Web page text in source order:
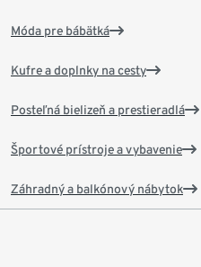
Móda pre bábätká
Kufre a doplnky na cesty
Posteľná bielizeň a prestieradlá
Športové prístroje a vybavenie
Záhradný a balkónový nábytok